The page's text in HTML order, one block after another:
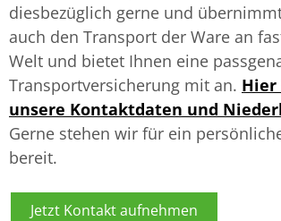
diesbezüglich gerne und
auch den Transport der Ware an
Welt und bietet Ihnen eine
Transportversicherung mit an. Hier
unsere Kontaktdaten und
Gerne stehen wir für ein
bereit.
Jetzt Kontakt aufnehmen